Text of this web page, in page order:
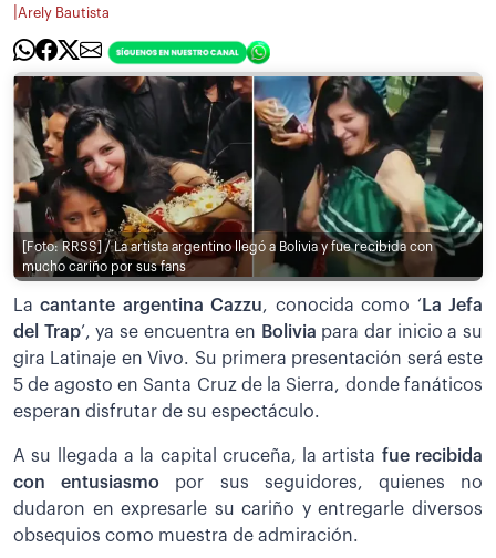
Arely Bautista
[Foto: RRSS] / La artista argentino llegó a Bolivia y fue recibida con
mucho cariño por sus fans
Lacantante argentina Cazzu, conocida como ‘ La Jefa
del Trap’, ya se encuentra en Bolivia para dar inicio a su
gira Latinaje en Vivo. Su primera presentación será este
5 de agosto en Santa Cruz de la Sierra, donde fanáticos
esperan disfrutar de su espectáculo.
A su llegada a la capital cruceña, la artista fue recibida
con entusiasmo por sus seguidores, quienes no
dudaron en expresarle su cariño y entregarle diversos
obsequios como muestra de admiración.